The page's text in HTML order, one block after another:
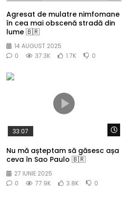
Agresat de mulatre nimfomane
în cea mai obscenă stradă din
lume 🇧🇷
14 AUGUST 2025
0
37.3K 1.7K 0
Watch Later
33:07
Nu mă așteptam să găsesc așa
ceva în Sao Paulo 🇧🇷
27 IUNIE 2025
0
77.9K 3.8K 0